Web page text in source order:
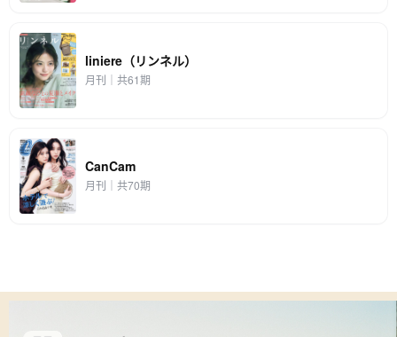
liniere（リンネル）
月刊｜共61期
CanCam
月刊｜共70期